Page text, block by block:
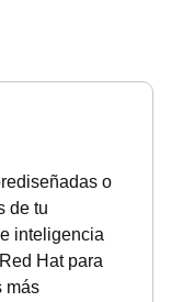
o
de tu
inteligencia
Hat para
más